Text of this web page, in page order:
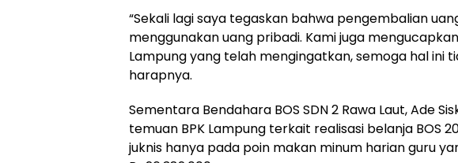
“Sekali lagi saya tegaskan bahwa pengembalian
menggunakan uang pribadi. Kami juga
Lampung yang telah mengingatkan, semoga hal ini
harapnya.
Sementara Bendahara BOS SDN 2 Rawa Laut, Ade
temuan BPK Lampung terkait realisasi belanja BOS
juknis hanya pada poin makan minum harian guru